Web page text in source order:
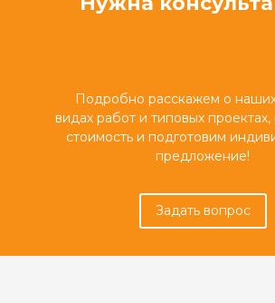
Подробно расскажем о наших
видах работ и типовых проектах,
стоимость и подготовим
предложение!
Задать вопрос